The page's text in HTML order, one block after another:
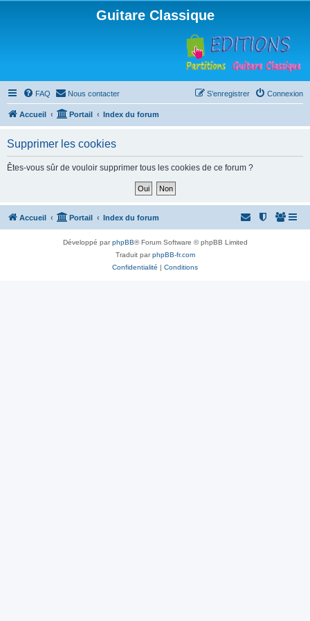
Guitare Classique
FAQ Nous contacter Connexion
S’enregistrer
Accueil Portail Index du forum
Supprimer les cookies
Êtes-vous sûr de vouloir supprimer tous les cookies de ce forum ?
Accueil Portail Index du forum
Développé parphpBB® Forum Software © phpBB Limited
Traduit parphpBB-fr.com
Confidentialité | Conditions